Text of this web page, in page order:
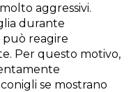
aggressivi.
durante
può reagire
Per questo motivo,
se mostrano